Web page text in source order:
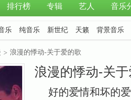
排行榜 专辑 艺人 音乐
乐 纯音乐 新世纪 天籁 背景音乐
> 浪漫的悸动-关于爱的歌
浪漫的悸动-关
好的爱情和坏的